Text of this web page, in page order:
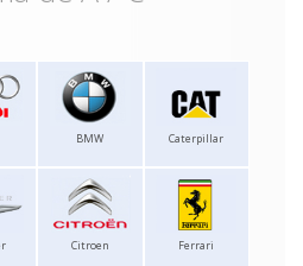
BMW Caterpillar
Citroen Ferrari